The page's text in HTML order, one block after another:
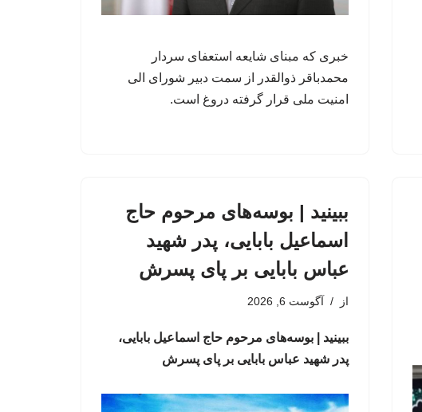
خبری که مبنای شایعه استعفای سردار
محمدباقر ذوالقدر از سمت دبیر شورای الی
امنیت ملی قرار گرفته دروغ است.
ببینید | بوسه‌های مرحوم حاج
اسماعیل بابایی، پدر شهید
عباس بابایی بر پای پسرش
از آگوست 6, 2026
ببینید | بوسه‌های مرحوم حاج اسماعیل بابایی،
پدر شهید عباس بابایی بر پای پسرش